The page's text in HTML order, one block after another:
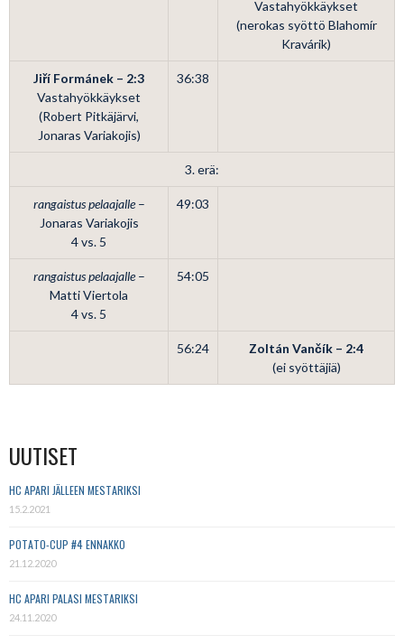
Vastahyökkäykset
(nerokas syöttö Blahomír
Kravárik)
Jiří Formánek – 2:3
Vastahyökkäykset
(Robert Pitkäjärvi,
Jonaras Variakojis)
36:38
3. erä:
rangaistus pelaajalle–
Jonaras Variakojis
4 vs. 5
49:03
rangaistus pelaajalle–
Matti Viertola
4 vs. 5
54:05
56:24
Zoltán Vančík – 2:4
(ei syöttäjiä)
UUTISET
HC APARI JÄLLEEN MESTARIKSI
15.2.2021
POTATO-CUP #4 ENNAKKO
21.12.2020
HC APARI PALASI MESTARIKSI
24.11.2020